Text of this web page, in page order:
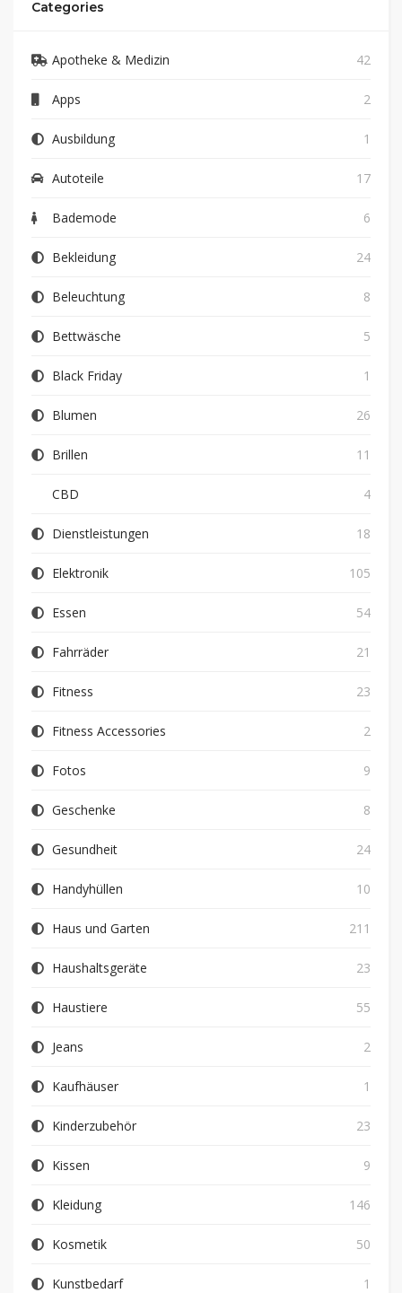
Categories
Apotheke & Medizin 42
Apps 2
Ausbildung 1
Autoteile 17
Bademode 6
Bekleidung 24
Beleuchtung 8
Bettwäsche 5
Black Friday 1
Blumen 26
Brillen 11
CBD 4
Dienstleistungen 18
Elektronik 105
Essen 54
Fahrräder 21
Fitness 23
Fitness Accessories 2
Fotos 9
Geschenke 8
Gesundheit 24
Handyhüllen 10
Haus und Garten 211
Haushaltsgeräte 23
Haustiere 55
Jeans 2
Kaufhäuser 1
Kinderzubehör 23
Kissen 9
Kleidung 146
Kosmetik 50
Kunstbedarf 1